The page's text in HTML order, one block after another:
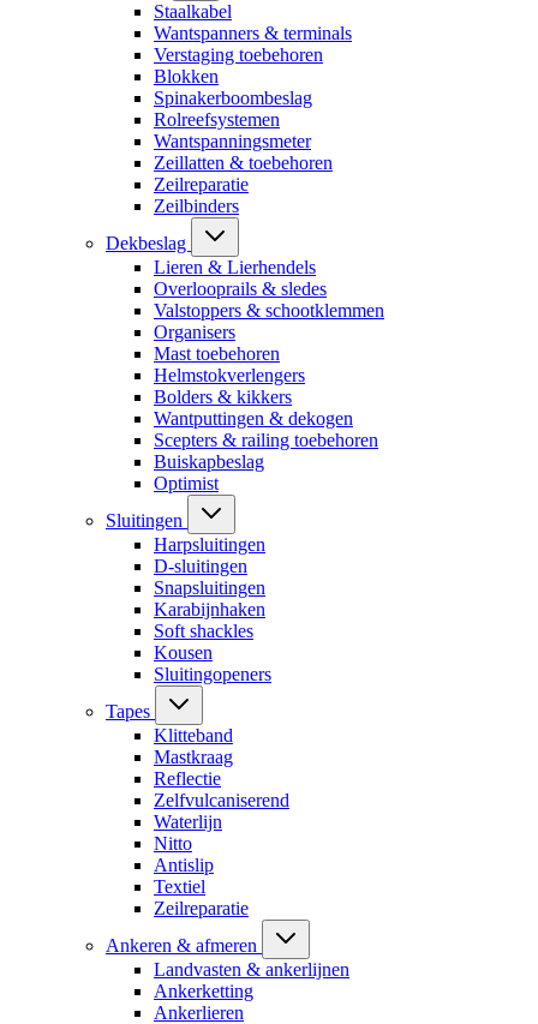
Staalkabel
Wantspanners & terminals
Verstaging toebehoren
Blokken
Spinakerboombeslag
Rolreefsystemen
Wantspanningsmeter
Zeillatten & toebehoren
Zeilreparatie
Zeilbinders
Dekbeslag
Lieren & Lierhendels
Overlooprails & sledes
Valstoppers & schootklemmen
Organisers
Mast toebehoren
Helmstokverlengers
Bolders & kikkers
Wantputtingen & dekogen
Scepters & railing toebehoren
Buiskapbeslag
Optimist
Sluitingen
Harpsluitingen
D-sluitingen
Snapsluitingen
Karabijnhaken
Soft shackles
Kousen
Sluitingopeners
Tapes
Klitteband
Mastkraag
Reflectie
Zelfvulcaniserend
Waterlijn
Nitto
Antislip
Textiel
Zeilreparatie
Ankeren & afmeren
Landvasten & ankerlijnen
Ankerketting
Ankerlieren